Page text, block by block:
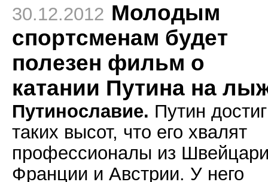
30.12.2012 Молодым
спортсменам будет
полезен фильм о
катании Путина на
Путинославие. Путин достиг
таких высот, что его хвалят
профессионалы из
Франции и Австрии. У него